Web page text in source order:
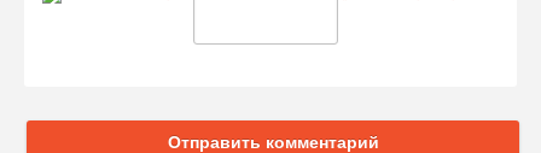
Отправить комментарий